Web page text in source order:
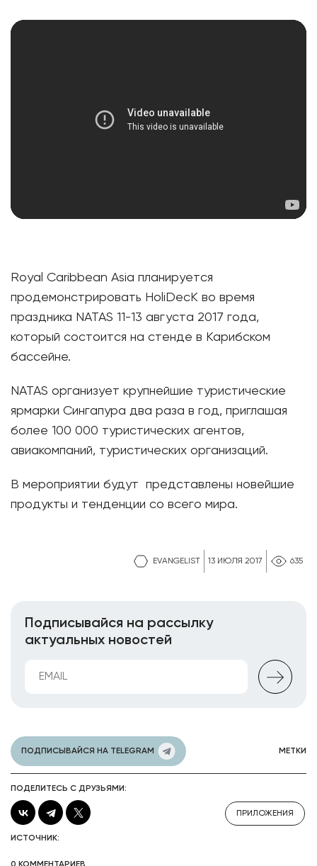
EVANGELIST 13 ИЮЛЯ 2017 635
Royal Caribbean Asia планируется
продемонстрировать HoliDecK во время
праздника NATAS 11-13 августа 2017 года,
который состоится на стенде в Карибском
бассейне.
NATAS организует крупнейшие туристические
ярмарки Сингапура два раза в год, приглашая
более 100 000 туристических агентов,
авиакомпаний, туристических организаций.
В мероприятии будут представлены новейшие
продукты и тенденции со всего мира.
Подписывайся на рассылку
актуальных новостей
ПОДПИСЫВАЙСЯ НА TELEGRAM МЕТКИ
ПОДЕЛИТЕСЬ С ДРУЗЬЯМИ:
ПРИЛОЖЕНИЯ
ИСТОЧНИК: